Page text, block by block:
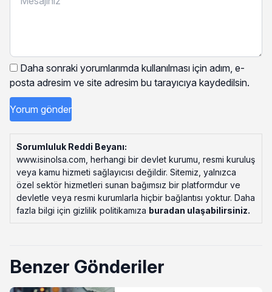
Daha sonraki yorumlarımda kullanılması için adım, e-
posta adresim ve site adresim bu tarayıcıya kaydedilsin.
Sorumluluk Reddi Beyanı:
www.isinolsa.com, herhangi bir devlet kurumu, resmi kuruluş
veya kamu hizmeti sağlayıcısı değildir. Sitemiz, yalnızca
özel sektör hizmetleri sunan bağımsız bir platformdur ve
devletle veya resmi kurumlarla hiçbir bağlantısı yoktur. Daha
fazla bilgi için gizlilik politikamıza buradan ulaşabilirsiniz.
Benzer Gönderiler